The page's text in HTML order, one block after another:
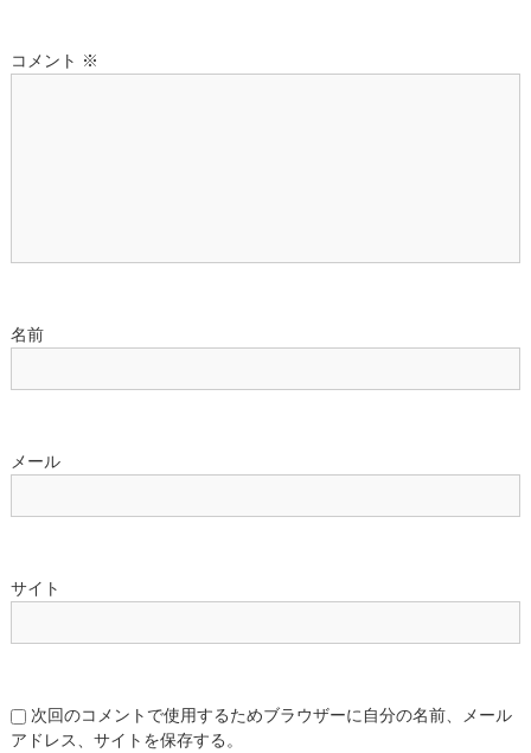
シ
コメント ※
名前
メール
サイト
次回のコメントで使用するためブラウザーに自分の名前、メール
アドレス、サイトを保存する。